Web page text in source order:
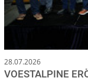
28.07.2026
VOESTALPINE